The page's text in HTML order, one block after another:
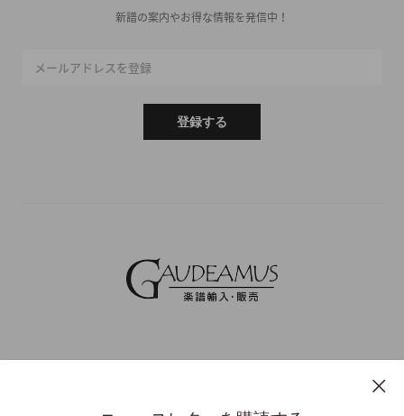
新譜の案内やお得な情報を発信中！
メールアドレスを登録
登録する